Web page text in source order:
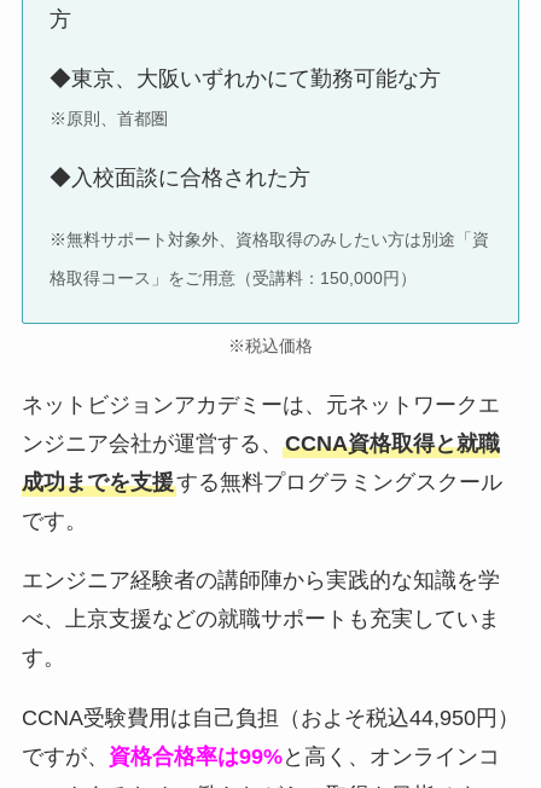
方
◆東京、大阪いずれかにて勤務可能な方
※原則、首都圏
◆入校面談に合格された方
※無料サポート対象外、資格取得のみしたい方は別途「資
格取得コース」をご用意（受講料：150,000円）
※税込価格
ネットビジョンアカデミーは、元ネットワークエ
ンジニア会社が運営する、 CCNA資格取得と就職
成功までを支援する無料プログラミングスクール
です。
エンジニア経験者の講師陣から実践的な知識を学
べ、上京支援などの就職サポートも充実していま
す。
CCNA受験費用は自己負担（およそ税込44,950円）
ですが、 資格合格率は99%と高く、オンラインコ